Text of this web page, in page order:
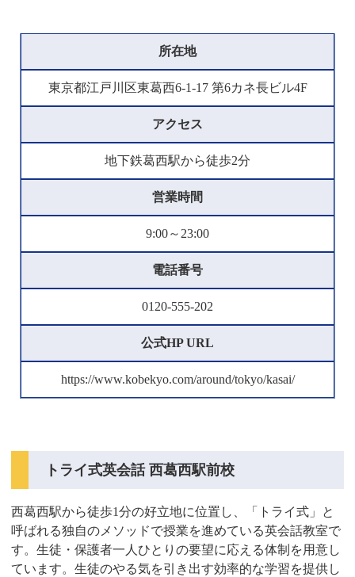
所在地
東京都江戸川区東葛西6-1-17 第6カネ長ビル4F
アクセス
地下鉄葛西駅から徒歩2分
営業時間
9:00～23:00
電話番号
0120-555-202
公式HP URL
https://www.kobekyo.com/around/tokyo/kasai/
トライ式英会話 西葛西駅前校
西葛西駅から徒歩1分の好立地に位置し、「トライ式」と
呼ばれる独自のメソッドで授業を進めている英会話教室で
す。生徒・保護者一人ひとりの要望に応える体制を用意し
ています。生徒のやる気を引き出す効率的な学習を提供し